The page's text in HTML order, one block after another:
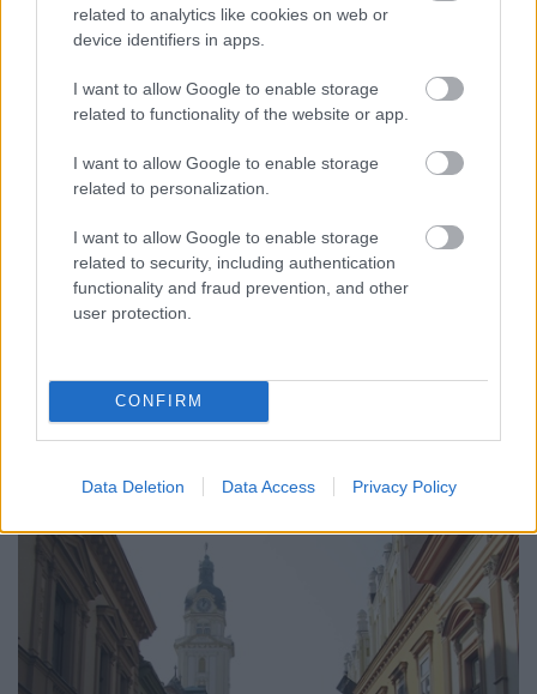
related to analytics like cookies on web or
device identifiers in apps.
I want to allow Google to enable storage
related to functionality of the website or app.
I want to allow Google to enable storage
related to personalization.
I want to allow Google to enable storage
related to security, including authentication
functionality and fraud prevention, and other
user protection.
CONFIRM
Data Deletion Data Access Privacy Policy
Pár méterrel arrébb áll a Zsolnay-ház. A
üresen áll...